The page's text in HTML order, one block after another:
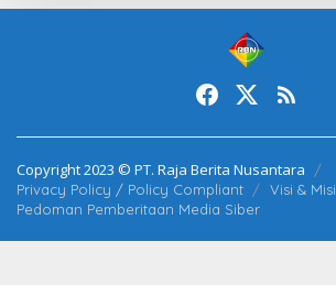
Copyright 2023 © PT. Raja Berita Nusantara
Privacy Policy / Policy Compliant Visi & Misi
Pedoman Pemberitaan Media Siber